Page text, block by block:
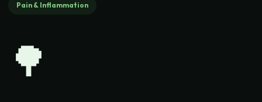
Pain & Inflammation
🌳